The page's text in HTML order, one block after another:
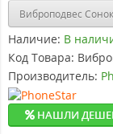
Виброподвес
Наличие: В
Код Товара:
Производитель:
НАШЛИ